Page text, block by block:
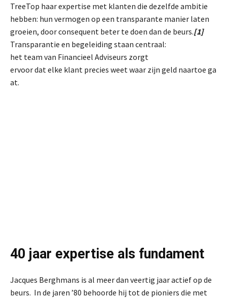
TreeTop haar expertise met klanten die dezelfde ambitie
hebben: hun vermogen op een transparante manier laten
groeien, door consequent beter te doen dan de beurs.[1]
Transparantie en begeleiding staan centraal:
het team van Financieel Adviseurs zorgt
ervoor dat elke klant precies weet waar zijn geld naartoe ga
at.
40 jaar expertise als fundament
Jacques Berghmans is al meer dan veertig jaar actief op de
beurs. In de jaren ’80 behoorde hij tot de pioniers die met